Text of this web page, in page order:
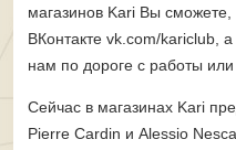
магазинов Kari Вы
ВКонтакте vk.com/kariclub,
нам по дороге с работы или
Сейчас в магазинах Kari
Pierre Cardin и Alessio